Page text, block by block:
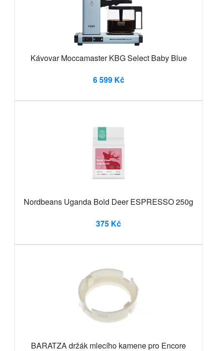
Kávovar Moccamaster KBG Select Baby Blue
6 599 Kč
Nordbeans Uganda Bold Deer ESPRESSO 250g
375 Kč
BARATZA držák mlecího kamene pro Encore